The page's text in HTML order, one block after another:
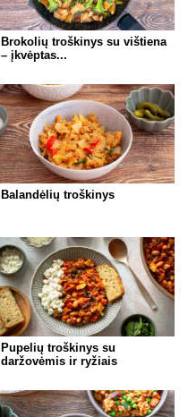
Brokolių troškinys su vištiena
– įkvėptas...
Balandėlių troškinys
Pupelių troškinys su
daržovėmis ir ryžiais